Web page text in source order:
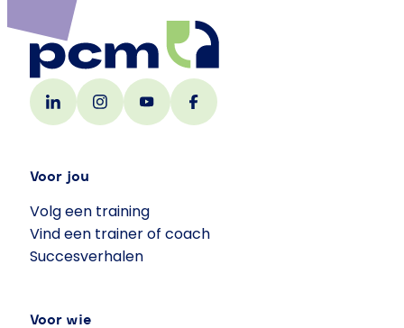
Voor jou
Volg een training
Vind een trainer of coach
Succesverhalen
Voor wie